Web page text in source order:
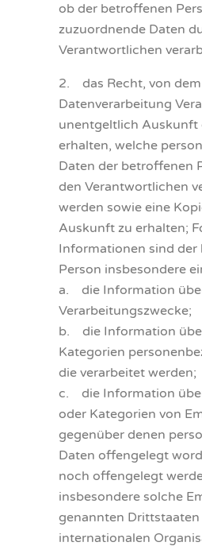
ob der betroffenen
zuzuordnende Daten
Verantwortlichen
2. das Recht, von
Datenverarbeitung
unentgeltlich Auskunft
erhalten, welche
Daten der betroffenen
den Verantwortlichen
werden sowie eine
Auskunft zu erhalten;
Informationen sind der
Person insbesondere
a. die Information
Verarbeitungszwecke;
b. die Information
Kategorien
die verarbeitet werden;
c. die Information
oder Kategorien von
gegenüber denen
Daten offengelegt
noch offengelegt
insbesondere solche
genannten Drittstaaten
internationalen